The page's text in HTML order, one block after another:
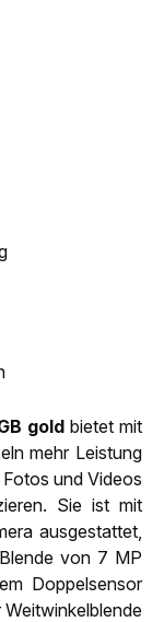
gold bietet mit
mehr Leistung
und Videos
Sie ist mit
ausgestattet,
von 7 MP
Doppelsensor